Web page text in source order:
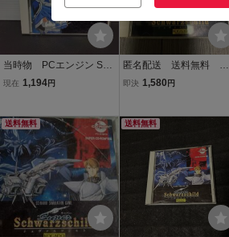
当時物 PCエンジン SUP
ER CD-ROM2 スーパーシ
現在 1,194円
匿名配送 送料無料 ス
ーパーシャバルツシル
即決 1,580 円
送料無料 送料無料